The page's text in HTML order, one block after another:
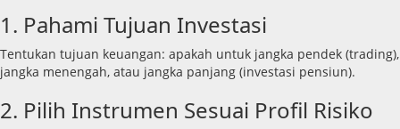
1. Pahami Tujuan Investasi
Tentukan tujuan keuangan: apakah untuk jangka pendek (trading),
jangka menengah, atau jangka panjang (investasi pensiun).
2. Pilih Instrumen Sesuai Profil Risiko